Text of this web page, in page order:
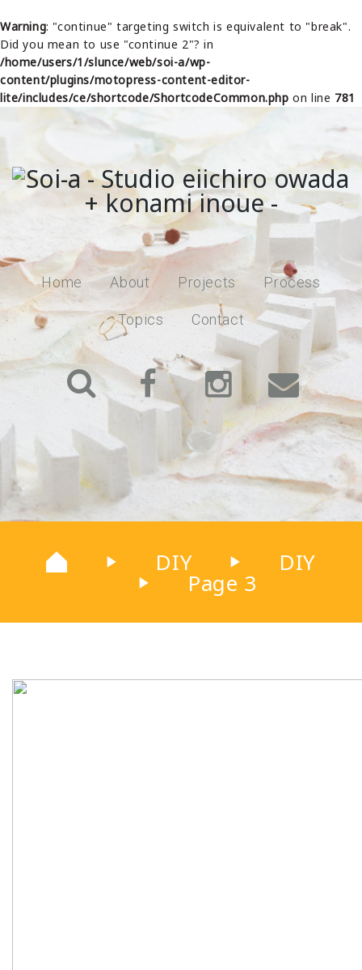
Warning: "continue" targeting switch is equivalent to "break".
Did you mean to use "continue 2"? in
/home/users/1/slunce/web/soi-a/wp-
content/plugins/motopress-content-editor-
lite/includes/ce/shortcode/ShortcodeCommon.php on line 781
Home About Projects Process
Topics Contact
▶ DIY ▶ DIY
▶ Page 3